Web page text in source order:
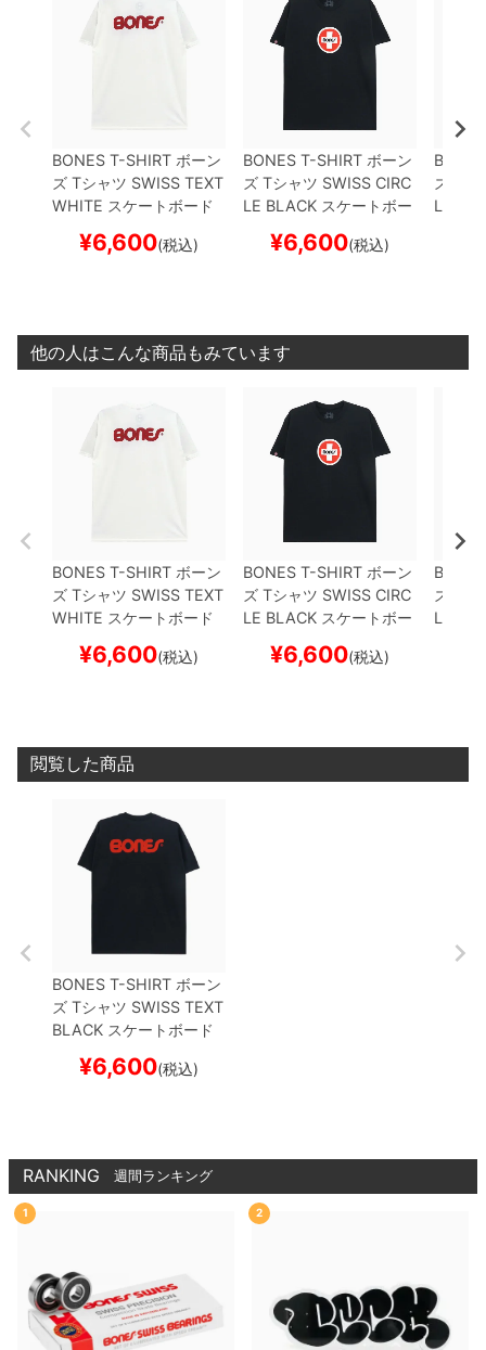
BONES T-SHIRT ボーン
ズ Tシャツ SWISS TEXT
WHITE スケートボード
¥6,600(税込)
BONES T-SHIRT ボーン
ズ Tシャツ SWISS CIRC
LE BLACK スケートボー
¥6,600(税込)
ズ
LD
他の人はこんな商品もみています
BONES T-SHIRT ボーン
ズ Tシャツ SWISS TEXT
WHITE スケートボード
¥6,600(税込)
BONES T-SHIRT ボーン
ズ Tシャツ SWISS CIRC
LE BLACK スケートボー
¥6,600(税込)
ズ
LD
閲覧した商品
BONES T-SHIRT ボーン
ズ Tシャツ SWISS TEXT
BLACK スケートボード
¥6,600(税込)
RANKING 週間ランキング
1 2